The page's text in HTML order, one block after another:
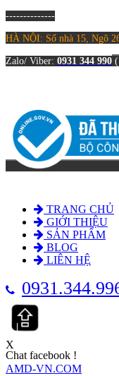
--------------
HÀ NỘI: Số nhà 15, Ngõ
Zalo/ Viber: 0931 344 990 (
TRANG CHỦ
GIỚI THIỆU
SẢN PHẨM
BLOG
LIÊN HỆ
X
AMD-VN.COM
Chat facebook !